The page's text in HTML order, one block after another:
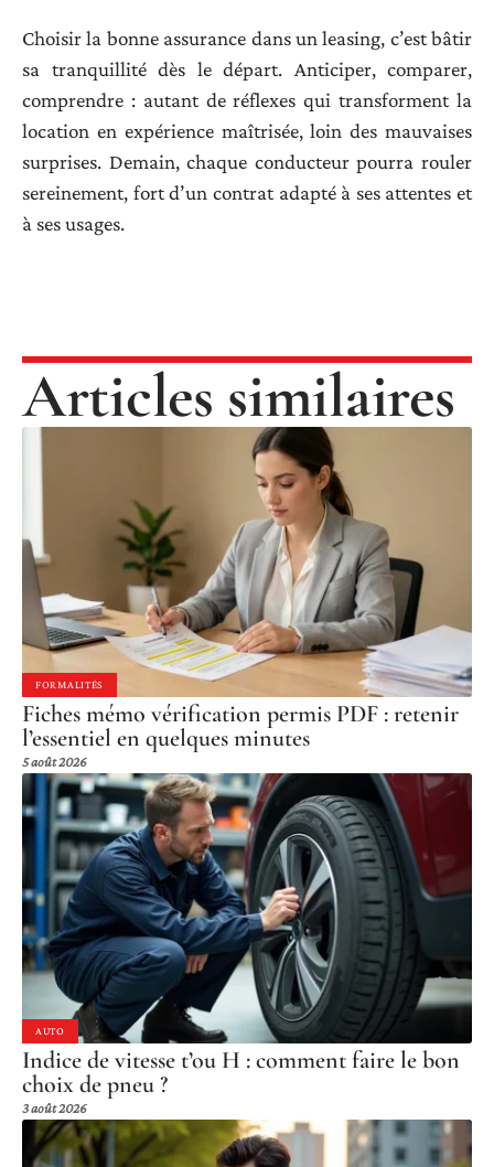
Choisir la bonne assurance dans un leasing, c’est bâtir
sa tranquillité dès le départ. Anticiper, comparer,
comprendre : autant de réflexes qui transforment la
location en expérience maîtrisée, loin des mauvaises
surprises. Demain, chaque conducteur pourra rouler
sereinement, fort d’un contrat adapté à ses attentes et
à ses usages.
Articles similaires
FORMALITÉS
Fiches mémo vérification permis PDF : retenir
l’essentiel en quelques minutes
5 août 2026
AUTO
Indice de vitesse t’ou H : comment faire le bon
choix de pneu ?
3 août 2026